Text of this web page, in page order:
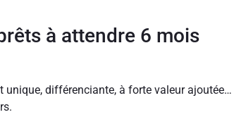
à attendre 6 mois
unique, différenciante, à forte valeur ajoutée…